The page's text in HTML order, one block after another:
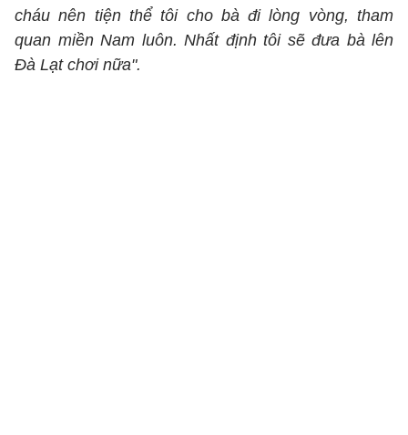
cháu nên tiện thể tôi cho bà đi lòng vòng, tham
quan miền Nam luôn. Nhất định tôi sẽ đưa bà lên
Đà Lạt chơi nữa".